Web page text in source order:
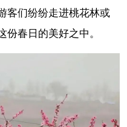
客们纷纷走进桃花林或
春日的美好之中。